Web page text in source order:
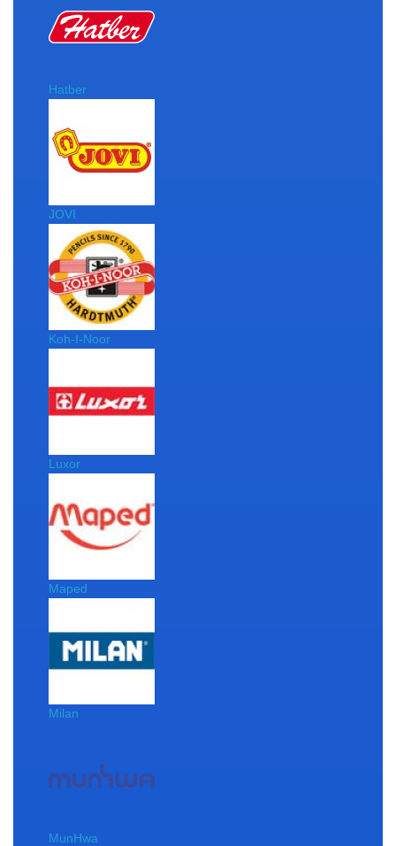
Hatber
JOVI
Koh-I-Noor
Luxor
Maped
Milan
MunHwa